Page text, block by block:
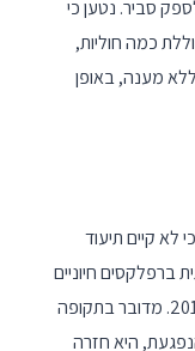
מעבר לספק סביר. נטען כי
כמה חוליות,
מענה, באופן
לא קיים תיעוד
ברפלקסים חיוניים
בתקופה שבין מרץ 2019 ועד דצמבר 2019. מדובר בתקופה
היא חזרה